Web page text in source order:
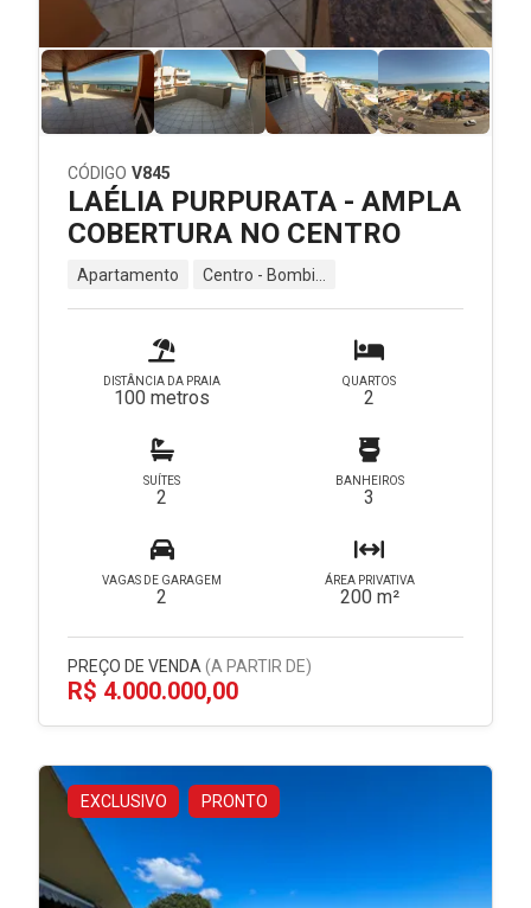
CÓDIGO V845
LAÉLIA PURPURATA - AMPLA
COBERTURA NO CENTRO
Apartamento
DISTÂNCIA DA PRAIA
100 metros
QUARTOS
2
SUÍTES
2
BANHEIROS
3
VAGAS DE GARAGEM
2
ÁREA PRIVATIVA
200 m²
PREÇO DE VENDA(A PARTIR DE)
R$ 4.000.000,00
EXCLUSIVO PRONTO